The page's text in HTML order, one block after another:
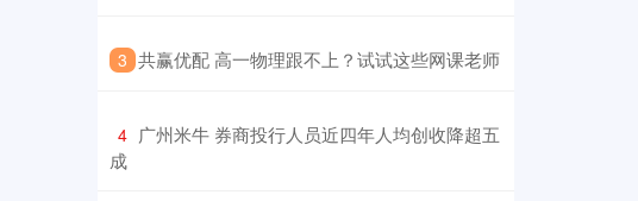
3 ​共赢优配 高一物理跟不上？试试这些网课老师
4 ​广州米牛 券商投行人员近四年人均创收降超五
成